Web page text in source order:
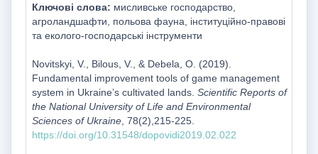
Ключові слова: мисливське господарство,
агроландшафти, польова фауна, інституційно-правові
та еколого-господарські інструменти
Novitskyi, V., Bilous, V., & Debela, О. (2019).
Fundamental improvement tools of game management
system in Ukraine’s cultivated lands. Scientific Reports of
the National University of Life and Environmental
Sciences of Ukraine, 78(2),215-225.
https://doi.org/10.31548/dopovidi2019.02.022